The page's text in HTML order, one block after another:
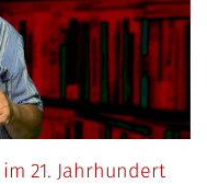
21. Jahrhundert